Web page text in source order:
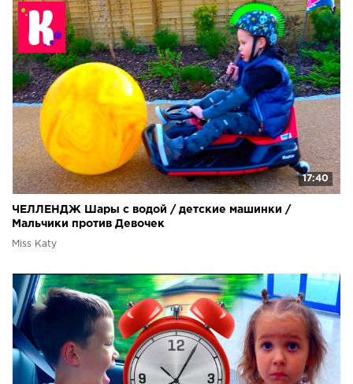
17:40
ЧЕЛЛЕНДЖ Шары с водой / детские машинки /
Мальчики против Девочек
Miss Katy